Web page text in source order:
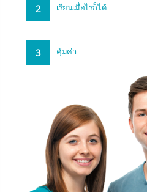
2 เรียนเมื่อไรก็ได้
3 คุ้มค่า